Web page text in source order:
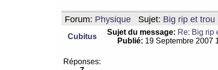
Forum: Physique Sujet: Big rip et trou
Cubitus
Sujet du message: Re: Big rip
Publié: 19 Septembre 2007
Réponses: